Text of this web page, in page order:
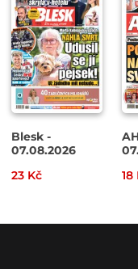
Blesk -
07.08.2026
23 Kč
18